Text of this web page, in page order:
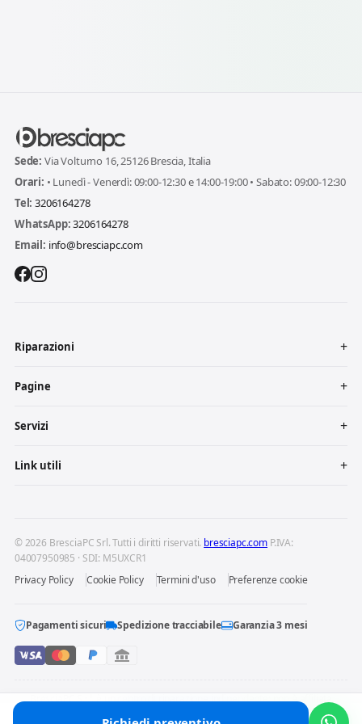
Sede: Via Volturno 16, 25126 Brescia, Italia
Orari: • Lunedì - Venerdì: 09:00-12:30 e 14:00-19:00 • Sabato: 09:00-12:30
Tel: 3206164278
WhatsApp:3206164278
Email: info@bresciapc.com
Riparazioni
Pagine
Servizi
Link utili
© 2026 BresciaPC Srl. Tutti i diritti riservati. bresciapc.com P.IVA:
04007950985 · SDI: M5UXCR1
Privacy Policy
Cookie Policy Termini d'uso Preferenze cookie
Pagamenti sicuri Spedizione tracciabile Garanzia 3 mesi
BresciaPC S.r.l. è un centro di riparazione indipendente: non è affiliata
né autorizzata dai produttori dei dispositivi riparati. Marchi e loghi